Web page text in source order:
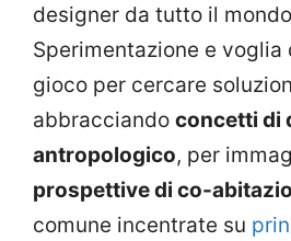
designer da tutto il
Sperimentazione e voglia
gioco per cercare
abbracciando concetti di
antropologico, per
prospettive di co-
comune incentrate su